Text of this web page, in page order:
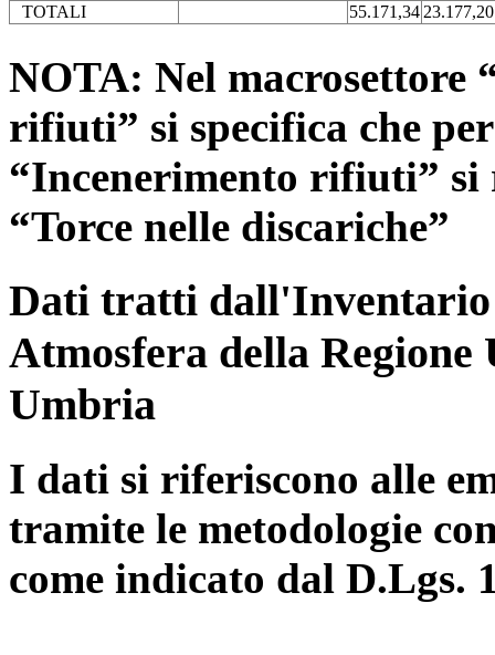
TOTALI 55.171,3423.177,20
NOTA: Nel macrosettore
rifiuti” si specifica che
“Incenerimento rifiuti”
“Torce nelle discariche”
Dati tratti dall'Inventario
Atmosfera della
Umbria
I dati si riferiscono alle
tramite le metodologie
come indicato dal D.Lgs.